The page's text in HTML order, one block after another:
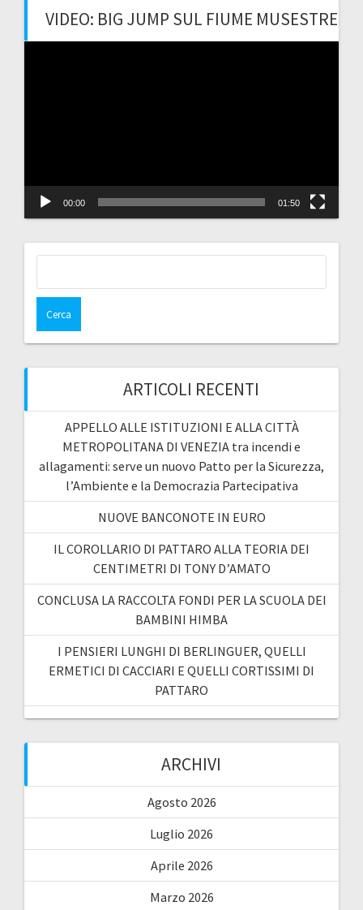
VIDEO: BIG JUMP SUL FIUME MUSESTRE
00:00 01:50
ARTICOLI RECENTI
APPELLO ALLE ISTITUZIONI E ALLA CITTÀ
METROPOLITANA DI VENEZIA tra incendi e
allagamenti: serve un nuovo Patto per la Sicurezza,
l’Ambiente e la Democrazia Partecipativa
NUOVE BANCONOTE IN EURO
IL COROLLARIO DI PATTARO ALLA TEORIA DEI
CENTIMETRI DI TONY D’AMATO
CONCLUSA LA RACCOLTA FONDI PER LA SCUOLA DEI
BAMBINI HIMBA
I PENSIERI LUNGHI DI BERLINGUER, QUELLI
ERMETICI DI CACCIARI E QUELLI CORTISSIMI DI
PATTARO
ARCHIVI
Agosto 2026
Luglio 2026
Aprile 2026
Marzo 2026